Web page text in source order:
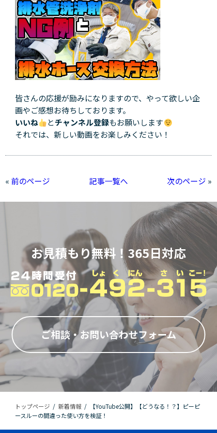
皆さんの応援が励みになりますので、やって欲しい企
画やご感想お待ちしております。
いいね
とチャンネル登録もお願いします
それでは、新しい動画をお楽しみください！
«前のページ 記事一覧へ 次のページ »
お見積もり無料！365日対応
ご相談・お問い合わせフォーム
トップページ /新着情報 /
【YouTube公開】【どうなる！？】ピーピ
ースルーの間違った使い方を検証！